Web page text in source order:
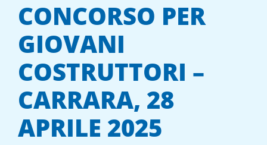
CONCORSO PER
GIOVANI
COSTRUTTORI –
CARRARA, 28
APRILE 2025